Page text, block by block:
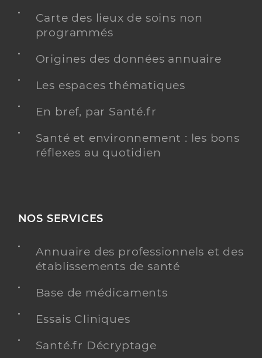
Carte des lieux de soins non
programmés
Origines des données annuaire
Les espaces thématiques
En bref, par Santé.fr
Santé et environnement : les bons
réflexes au quotidien
NOS SERVICES
Annuaire des professionnels et des
établissements de santé
Base de médicaments
Essais Cliniques
Santé.fr Décryptage